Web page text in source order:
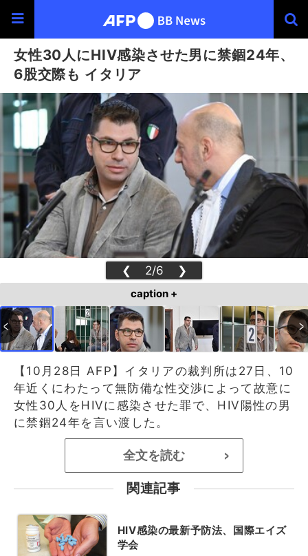
女性30人にHIV感染させた男に禁錮24年、
6股交際も イタリア
❮ 2/6 ❯
caption +
【10月28日 AFP】イタリアの裁判所は27日、10
年近くにわたって無防備な性交渉によって故意に
女性30人をHIVに感染させた罪で、HIV陽性の男
に禁錮24年を言い渡した。
全文を読む >
関連記事
HIV感染の最新予防法、国際エイズ
学会